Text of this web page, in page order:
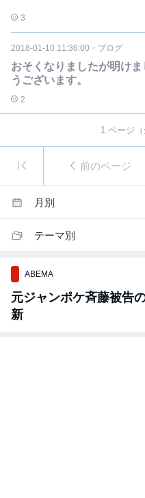
3
2018-01-10 11:36:00 ・ ブログ
おそくなりましたが明けま
うございます。
2
1ページ（
前のページ
月別
テーマ別
ABEMA
元ジャンポケ斉藤被告
新